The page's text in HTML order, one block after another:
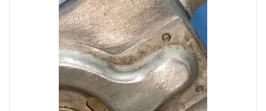
б/у
Ящик для инструментов Hyundai Santa Fe 1
SM 2000-2005
OEM: 8577526000QE
Производитель: